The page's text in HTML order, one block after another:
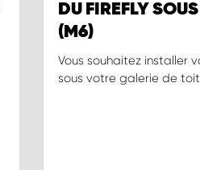
DU FIREFLY
(M6)
Vous souhaitez installer
sous votre galerie de toit